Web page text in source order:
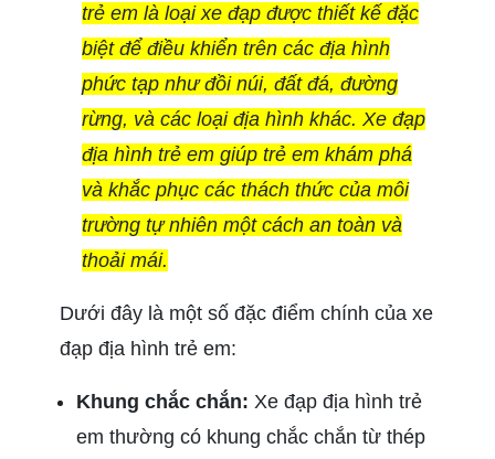
trẻ em là loại xe đạp được thiết kế đặc
biệt để điều khiển trên các địa hình
phức tạp như đồi núi, đất đá, đường
rừng, và các loại địa hình khác. Xe đạp
địa hình trẻ em giúp trẻ em khám phá
và khắc phục các thách thức của môi
trường tự nhiên một cách an toàn và
thoải mái.
Dưới đây là một số đặc điểm chính của xe
đạp địa hình trẻ em:
Khung chắc chắn: Xe đạp địa hình trẻ
em thường có khung chắc chắn từ thép